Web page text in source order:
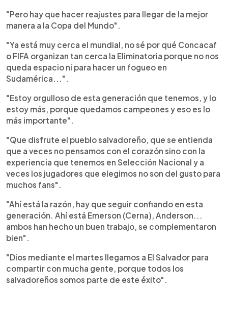
"Pero hay que hacer reajustes para llegar de la mejor
manera a la Copa del Mundo".
"Ya está muy cerca el mundial, no sé por qué Concacaf
o FIFA organizan tan cerca la Eliminatoria porque no nos
queda espacio ni para hacer un fogueo en
Sudamérica...".
"Estoy orgulloso de esta generación que tenemos, y lo
estoy más, porque quedamos campeones y eso es lo
más importante".
"Que disfrute el pueblo salvadoreño, que se entienda
que a veces no pensamos con el corazón sino con la
experiencia que tenemos en Selección Nacional y a
veces los jugadores que elegimos no son del gusto para
muchos fans".
"Ahí está la razón, hay que seguir confiando en esta
generación. Ahí está Emerson (Cerna), Anderson...
ambos han hecho un buen trabajo, se complementaron
bien".
"Dios mediante el martes llegamos a El Salvador para
compartir con mucha gente, porque todos los
salvadoreños somos parte de este éxito".